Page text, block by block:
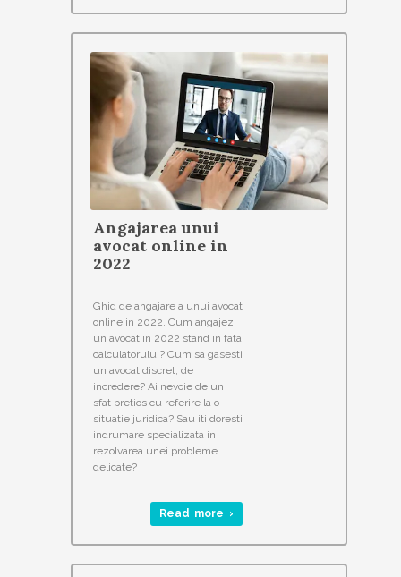
Angajarea unui
avocat online in
2022
Ghid de angajare a unui avocat
online in 2022. Cum angajez
un avocat in 2022 stand in fata
calculatorului? Cum sa gasesti
un avocat discret, de
incredere? Ai nevoie de un
sfat pretios cu referire la o
situatie juridica? Sau iti doresti
indrumare specializata in
rezolvarea unei probleme
delicate?
Read more ›